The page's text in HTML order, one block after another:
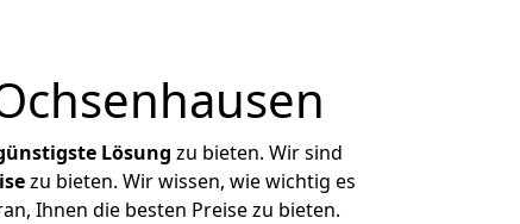
Lösung zu bieten. Wir sind
zu bieten. Wir wissen, wie wichtig es
Ihnen die besten Preise zu bieten.